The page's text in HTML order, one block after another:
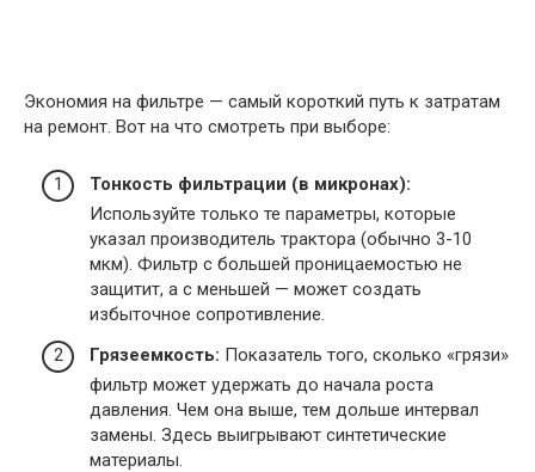
Экономия на фильтре — самый короткий путь к затратам
на ремонт. Вот на что смотреть при выборе:
Тонкость фильтрации (в микронах):
Используйте только те параметры, которые
указал производитель трактора (обычно 3-10
мкм). Фильтр с большей проницаемостью не
защитит, а с меньшей — может создать
избыточное сопротивление.
Грязеемкость: Показатель того, сколько «грязи»
фильтр может удержать до начала роста
давления. Чем она выше, тем дольше интервал
замены. Здесь выигрывают синтетические
материалы.